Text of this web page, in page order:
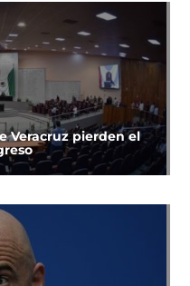
Veracruz pierden el